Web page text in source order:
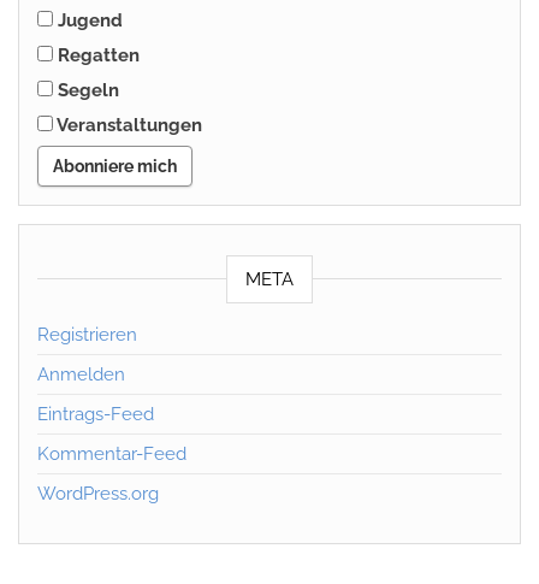
Jugend
Regatten
Segeln
Veranstaltungen
Abonniere mich
META
Registrieren
Anmelden
Eintrags-Feed
Kommentar-Feed
WordPress.org